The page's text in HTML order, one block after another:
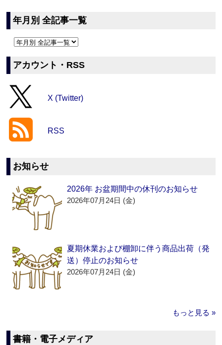
年月別 全記事一覧
アカウント・RSS
X (Twitter)
RSS
お知らせ
2026年 お盆期間中の休刊のお知らせ
2026年07月24日 (金)
夏期休業および棚卸に伴う商品出荷（発
送）停止のお知らせ
2026年07月24日 (金)
もっと見る »
書籍・電子メディア